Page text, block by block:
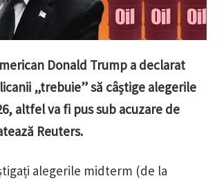
Donald Trump a declarat
„trebuie” să câștige alegerile
altfel va fi pus sub acuzare de
Reuters.
alegerile midterm (de la